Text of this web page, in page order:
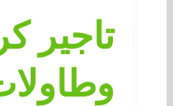
تاجير